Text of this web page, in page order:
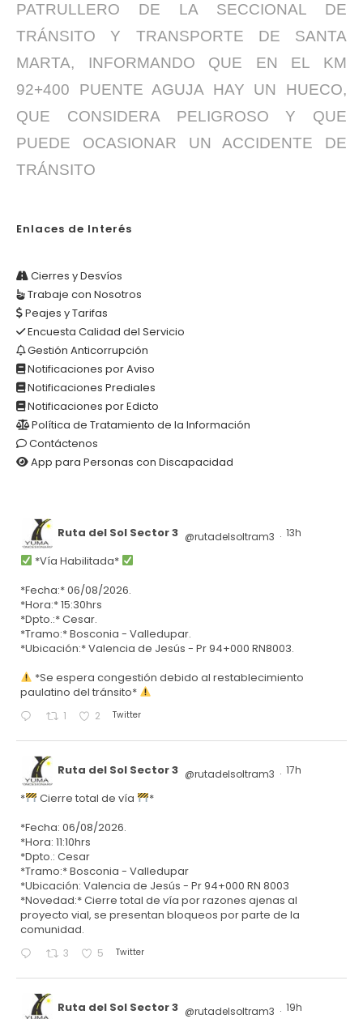
PATRULLERO DE LA SECCIONAL DE
TRÁNSITO Y TRANSPORTE DE SANTA
MARTA, INFORMANDO QUE EN EL KM
92+400 PUENTE AGUJA HAY UN HUECO,
QUE CONSIDERA PELIGROSO Y QUE
PUEDE OCASIONAR UN ACCIDENTE DE
TRÁNSITO
Enlaces de Interés
Cierres y Desvíos
Trabaje con Nosotros
Peajes y Tarifas
Encuesta Calidad del Servicio
Gestión Anticorrupción
Notificaciones por Aviso
Notificaciones Prediales
Notificaciones por Edicto
Política de Tratamiento de la Información
Contáctenos
App para Personas con Discapacidad
Ruta del Sol Sector 3 @rutadelsoltram3 · 13h
*Vía Habilitada*
*Fecha:* 06/08/2026.
*Hora:* 15:30hrs
*Dpto.:* Cesar.
*Tramo:* Bosconia - Valledupar.
*Ubicación:* Valencia de Jesús - Pr 94+000 RN8003.
*Se espera congestión debido al restablecimiento
paulatino del tránsito*
1 2 Twitter
Ruta del Sol Sector 3 @rutadelsoltram3 · 17h
* Cierre total de vía
*
*Fecha: 06/08/2026.
*Hora: 11:10hrs
*Dpto.: Cesar
*Tramo:* Bosconia - Valledupar
*Ubicación: Valencia de Jesús - Pr 94+000 RN 8003
*Novedad:* Cierre total de vía por razones ajenas al
proyecto vial, se presentan bloqueos por parte de la
comunidad.
3 5 Twitter
Ruta del Sol Sector 3 @rutadelsoltram3 · 19h